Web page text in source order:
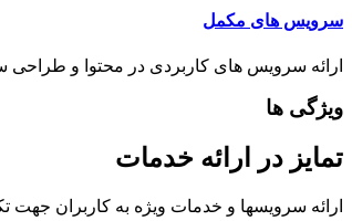
سرویس های مکمل
ارائه سرویس های کاربردی در محتوا و طراحی
ویژگی ها
تمایز در ارائه خدمات
ارائه سرویسها و خدمات ویژه به کاربران جهت